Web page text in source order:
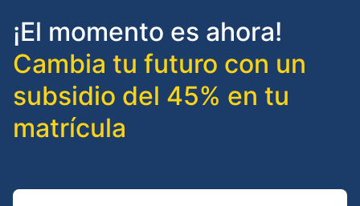
¡El momento es ahora!
Cambia tu futuro con un
subsidio del 45% en tu
matrícula​​